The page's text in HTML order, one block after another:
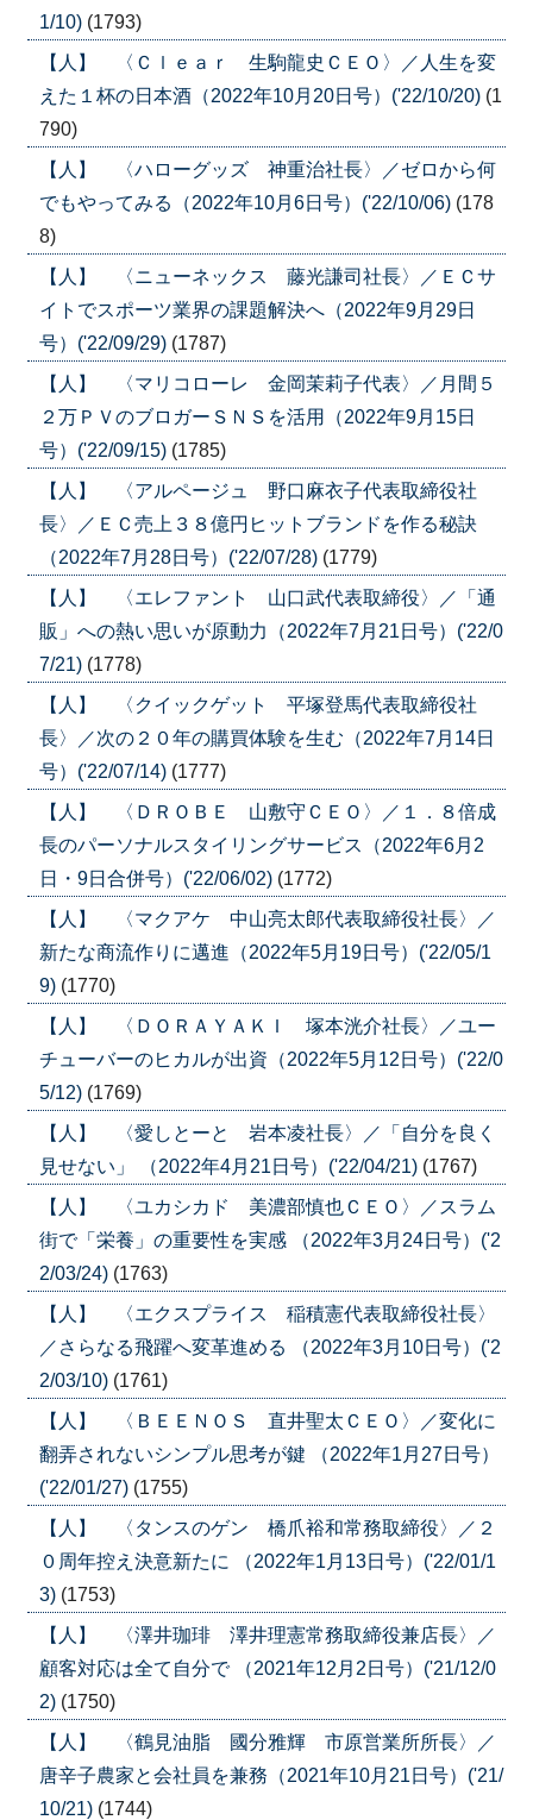
1/10) (1793)
【人】 〈Ｃｌｅａｒ 生駒龍史ＣＥＯ〉／人生を変
えた１杯の日本酒（2022年10月20日号）('22/10/20) (1
790)
【人】 〈ハローグッズ 神重治社長〉／ゼロから何
でもやってみる（2022年10月6日号）('22/10/06) (178
8)
【人】 〈ニューネックス 藤光謙司社長〉／ＥＣサ
イトでスポーツ業界の課題解決へ（2022年9月29日
号）('22/09/29) (1787)
【人】 〈マリコローレ 金岡茉莉子代表〉／月間５
２万ＰＶのブロガーＳＮＳを活用（2022年9月15日
号）('22/09/15) (1785)
【人】 〈アルページュ 野口麻衣子代表取締役社
長〉／ＥＣ売上３８億円ヒットブランドを作る秘訣
（2022年7月28日号）('22/07/28) (1779)
【人】 〈エレファント 山口武代表取締役〉／「通
販」への熱い思いが原動力（2022年7月21日号）('22/0
7/21) (1778)
【人】 〈クイックゲット 平塚登馬代表取締役社
長〉／次の２０年の購買体験を生む（2022年7月14日
号）('22/07/14) (1777)
【人】 〈ＤＲＯＢＥ 山敷守ＣＥＯ〉／１．８倍成
長のパーソナルスタイリングサービス（2022年6月2
日・9日合併号）('22/06/02) (1772)
【人】 〈マクアケ 中山亮太郎代表取締役社長〉／
新たな商流作りに邁進（2022年5月19日号）('22/05/1
9) (1770)
【人】 〈ＤＯＲＡＹＡＫＩ 塚本洸介社長〉／ユー
チューバーのヒカルが出資（2022年5月12日号）('22/0
5/12) (1769)
【人】 〈愛しとーと 岩本凌社長〉／「自分を良く
見せない」 （2022年4月21日号）('22/04/21) (1767)
【人】 〈ユカシカド 美濃部慎也ＣＥＯ〉／スラム
街で「栄養」の重要性を実感 （2022年3月24日号）('2
2/03/24) (1763)
【人】 〈エクスプライス 稲積憲代表取締役社長〉
／さらなる飛躍へ変革進める （2022年3月10日号）('2
2/03/10) (1761)
【人】 〈ＢＥＥＮＯＳ 直井聖太ＣＥＯ〉／変化に
翻弄されないシンプル思考が鍵 （2022年1月27日号）
('22/01/27) (1755)
【人】 〈タンスのゲン 橋爪裕和常務取締役〉／２
０周年控え決意新たに （2022年1月13日号）('22/01/1
3) (1753)
【人】 〈澤井珈琲 澤井理憲常務取締役兼店長〉／
顧客対応は全て自分で （2021年12月2日号）('21/12/0
2) (1750)
【人】 〈鶴見油脂 國分雅輝 市原営業所所長〉／
唐辛子農家と会社員を兼務（2021年10月21日号）('21/
10/21) (1744)